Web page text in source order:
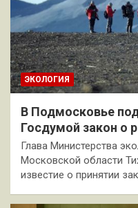
ЭКОЛОГИЯ
В Подмосковье
Госдумой закон о
Глава Министерства
Московской области
известие о принятии